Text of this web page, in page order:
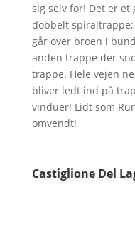
sig selv for! Det er
dobbelt
går over broen i
anden trappe der
trappe. Hele vejen
bliver ledt ind på
vinduer! Lidt som
omvendt!
Castiglione Del